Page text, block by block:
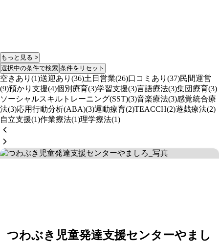
もっと見る >
選択中の条件で検索 条件をリセット
空きあり(1)送迎あり(36)土日営業(26)口コミあり(37)民間運営
(9)預かり支援(4)個別療育(3)学習支援(3)言語療法(3)集団療育(3)
ソーシャルスキルトレーニング(SST)(3)音楽療法(3)感覚統合療
法(3)応用行動分析(ABA)(3)運動療育(2)TEACCH(2)遊戯療法(2)
自立支援(1)作業療法(1)理学療法(1)
つわぶき児童発達支援センターやまし